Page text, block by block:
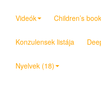
Videók Children’s book
Konzulensek listája
Nyelvek (18)